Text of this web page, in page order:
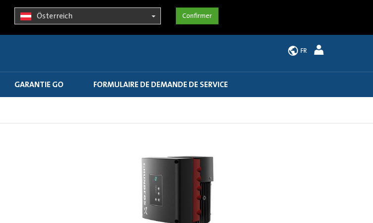
Österreich
FR
GARANTIE GO FORMULAIRE DE DEMANDE DE SERVICE